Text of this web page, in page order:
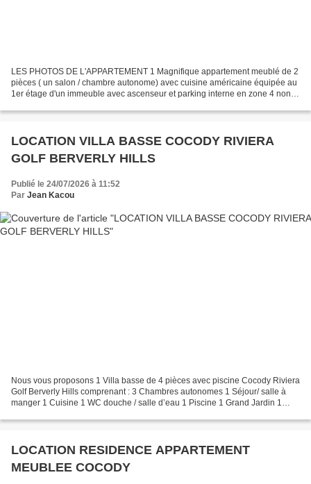
LES PHOTOS DE L'APPARTEMENT 1 Magnifique appartement meublé de 2
pièces ( un salon / chambre autonome) avec cuisine américaine équipée au
1er étage d'un immeuble avec ascenseur et parking interne en zone 4 non
LOCATION VILLA BASSE COCODY RIVIERA
GOLF BERVERLY HILLS
Publié le 24/07/2026 à 11:52
Par Jean Kacou
Nous vous proposons 1 Villa basse de 4 pièces avec piscine Cocody Riviera
Golf Berverly Hills comprenant : 3 Chambres autonomes 1 Séjour/ salle à
manger 1 Cuisine 1 WC douche / salle d’eau 1 Piscine 1 Grand Jardin 1
LOCATION RESIDENCE APPARTEMENT
MEUBLEE COCODY